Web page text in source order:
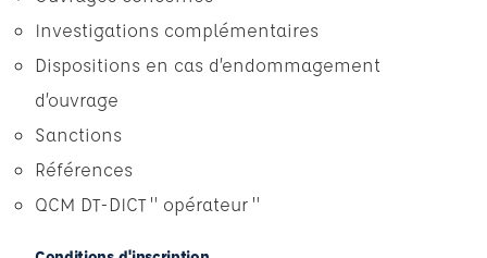
Investigations complémentaires
Dispositions en cas d’endommagement
d’ouvrage
Sanctions
Références
QCM DT-DICT " opérateur "